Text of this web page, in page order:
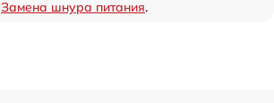
Замена шнура питания.